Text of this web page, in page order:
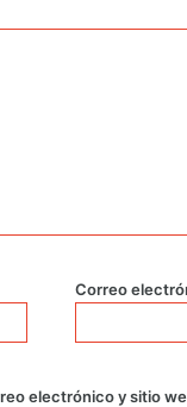
Correo
electrónico y sitio